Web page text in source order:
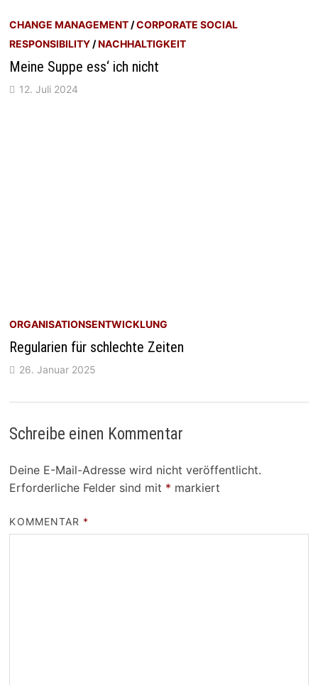
CHANGE MANAGEMENT /CORPORATE SOCIAL
RESPONSIBILITY /NACHHALTIGKEIT
Meine Suppe ess‘ ich nicht
12. Juli 2024
ORGANISATIONSENTWICKLUNG
Regularien für schlechte Zeiten
26. Januar 2025
Schreibe einen Kommentar
Deine E-Mail-Adresse wird nicht veröffentlicht.
Erforderliche Felder sind mit * markiert
KOMMENTAR *